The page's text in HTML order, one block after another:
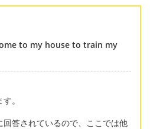
to my house to train my
。
答されているので、ここでは他